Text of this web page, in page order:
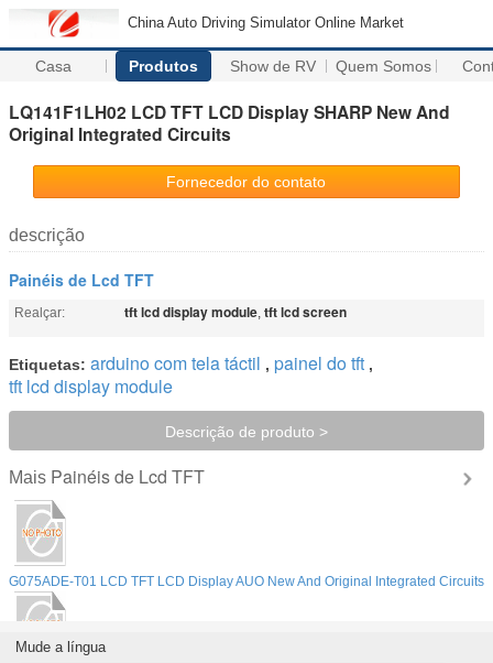
China Auto Driving Simulator Online Market
Casa Produtos Show de RV Quem Somos
LQ141F1LH02 LCD TFT LCD Display SHARP New And
Original Integrated Circuits
Fornecedor do contato
descrição
Painéis de Lcd TFT
Realçar: tft lcd display module, tft lcd screen
Etiquetas: arduino com tela táctil , painel do tft ,
tft lcd display module
Descrição de produto >
Mais Painéis de Lcd TFT
G075ADE-T01 LCD TFT LCD Display AUO New And Original Integrated Circuits
Mude a língua